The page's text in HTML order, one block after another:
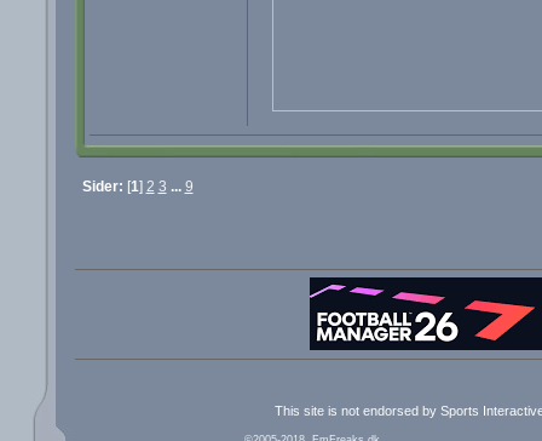
Sider: [1] 2 3 ... 9
This site is not endorsed by Sports